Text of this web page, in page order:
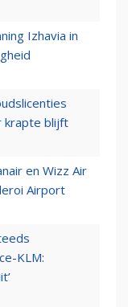
Izhavia in
krapte blijft
en Wizz Air
Airport
KLM: